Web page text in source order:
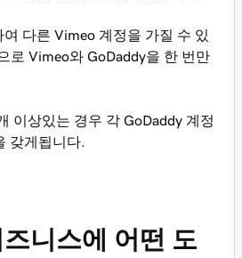
다른 Vimeo 계정을 가질 수 있
로 Vimeo와 GoDaddy을 한 번만
이상있는 경우 각 GoDaddy 계정
갖게됩니다.
니스에 어떤 도